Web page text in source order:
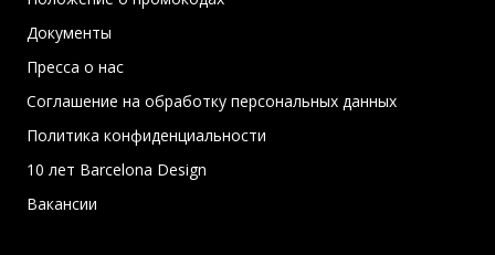
Документы
Пресса о нас
Соглашение на обработку персональных данных
Политика конфиденциальности
10 лет Barcelona Design
Вакансии